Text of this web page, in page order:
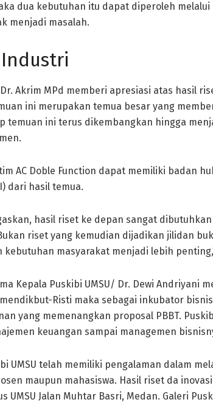
dua kebutuhan itu dapat diperoleh melalui
menjadi masalah.
Akrim MPd memberi apresiasi atas hasil
ini merupakan temua besar yang
temuan ini terus dikembangkan hingga
AC Doble Function dapat memiliki badan
dari hasil temua.
hasil riset ke depan sangat
riset yang kemudian dijadikan jilidan
masyarakat menjadi lebih
Kepala Puskibi UMSU/ Dr. Dewi Andriyani
Risti maka sebagai inkubator
yang memenangkan proposal PBBT.
keuangan sampai managemen
UMSU telah memiliki pengalaman dalam
maupun mahasiswa. Hasil riset da
UMSU Jalan Muhtar Basri, Medan. Galeri